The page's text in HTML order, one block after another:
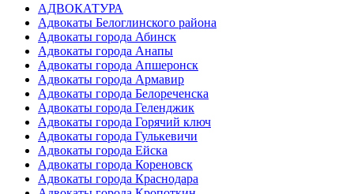
АДВОКАТУРА
Адвокаты Белоглинского района
Адвокаты города Абинск
Адвокаты города Анапы
Адвокаты города Апшеронск
Адвокаты города Армавир
Адвокаты города Белореченска
Адвокаты города Геленджик
Адвокаты города Горячий ключ
Адвокаты города Гулькевичи
Адвокаты города Ейска
Адвокаты города Кореновск
Адвокаты города Краснодара